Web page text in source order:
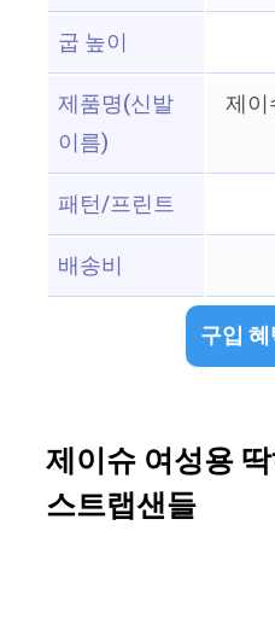
굽 높이
제품명(신발
이름)
제이
패턴/프린트
배송비
구입
제이슈 여성용
스트랩샌들